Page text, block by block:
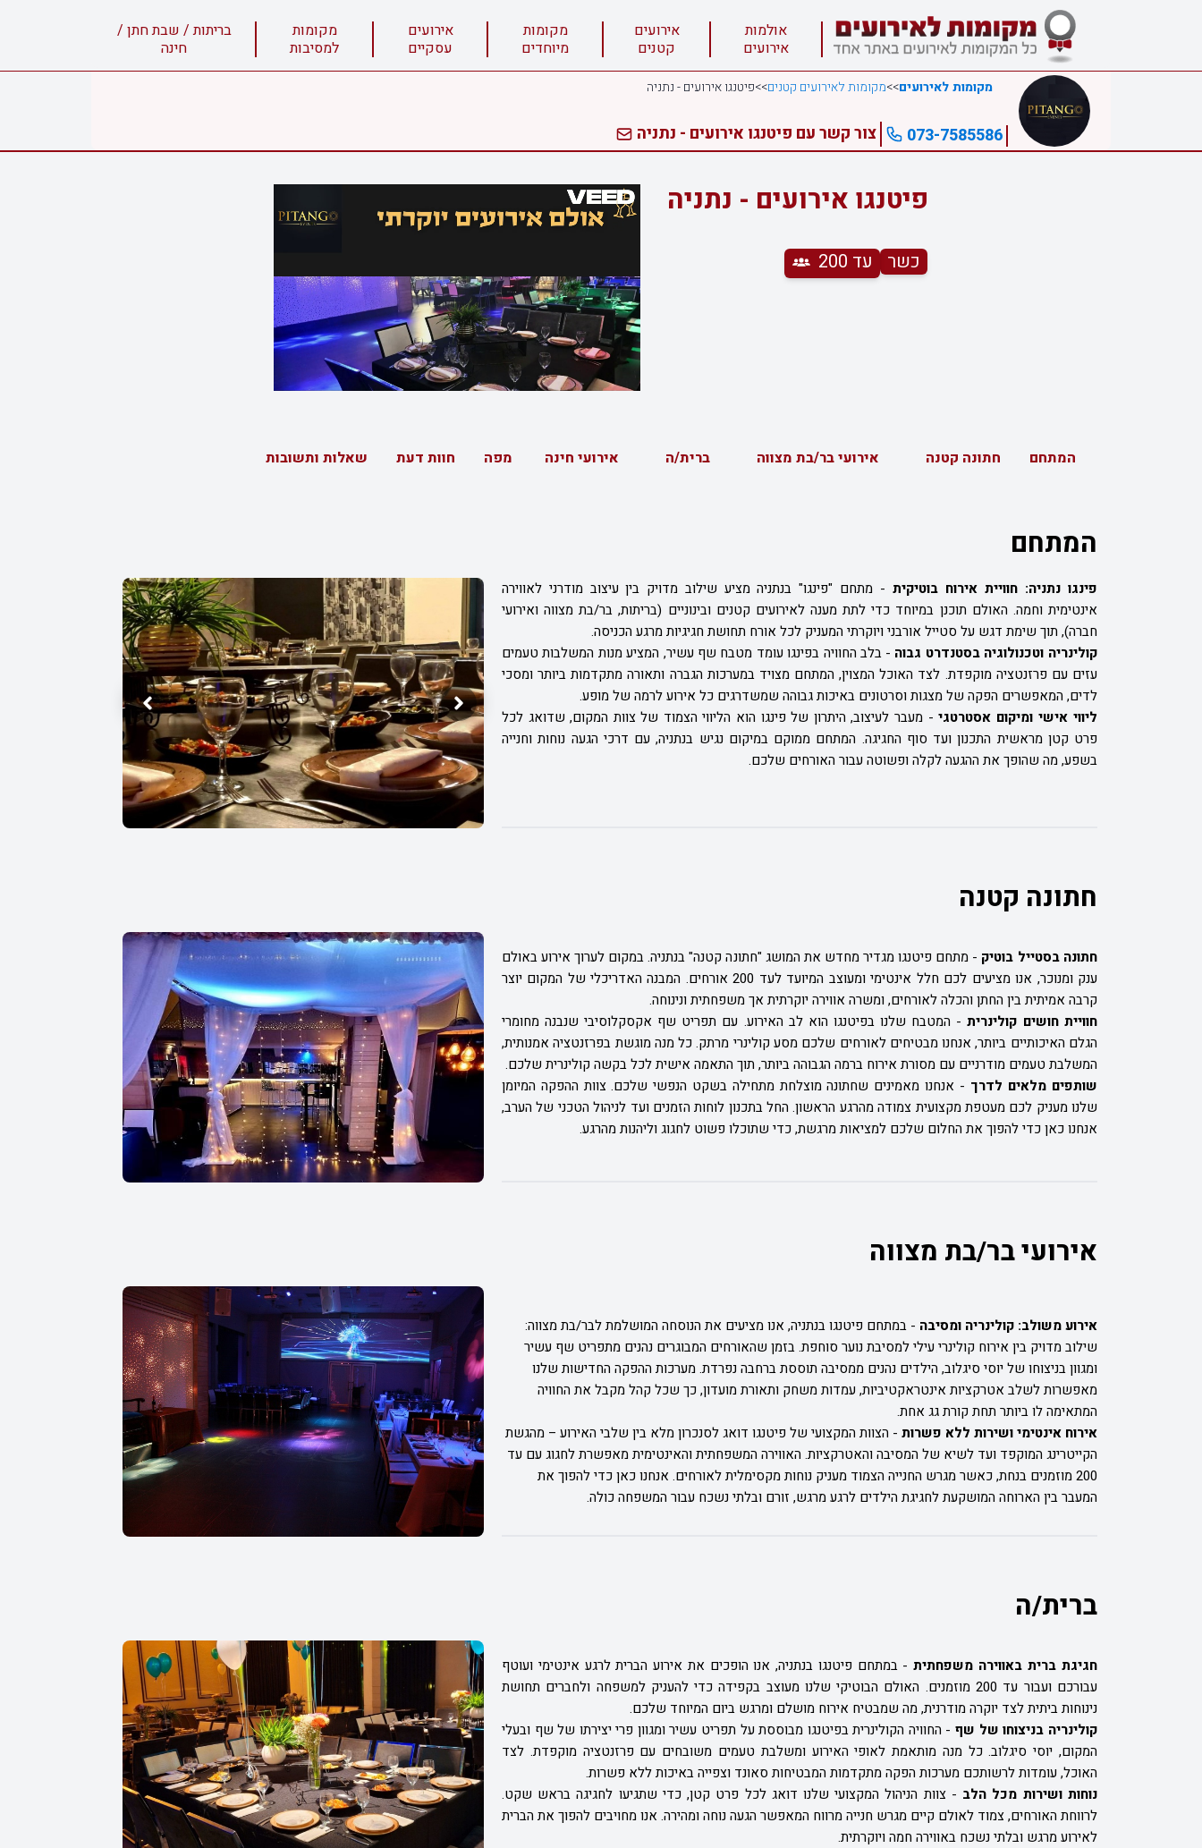
אולמות
אירועים
אירועים
קטנים
מקומות
מיוחדים
אירועים
עסקיים
מקומות
למסיבות
בריתות / שבת חתן /
חינה
מקומות לאירועים>>מקומות לאירועים קטנים>>פיטנגו אירועים - נתניה
073-7585586 צור קשר עם פיטנגו אירועים - נתניה
פיטנגו אירועים - נתניה
כשר עד 200
המתחם חתונה קטנה אירועי בר/בת מצווה ברית/ה אירועי חינה מפה חוות דעת שאלות ותשובות
המתחם
פינגו נתניה: חוויית אירוח בוטיקית - מתחם "פינגו" בנתניה מציע שילוב מדויק בין עיצוב מודרני לאווירה
אינטימית וחמה. האולם תוכנן במיוחד כדי לתת מענה לאירועים קטנים ובינוניים (בריתות, בר/בת מצווה ואירועי
חברה), תוך שימת דגש על סטייל אורבני ויוקרתי המעניק לכל אורח תחושת חגיגיות מרגע הכניסה.
קולינריה וטכנולוגיה בסטנדרט גבוה - בלב החוויה בפינגו עומד מטבח שף עשיר, המציע מנות המשלבות טעמים
עזים עם פרזנטציה מוקפדת. לצד האוכל המצוין, המתחם מצויד במערכות הגברה ותאורה מתקדמות ביותר ומסכי
לדים, המאפשרים הפקה של מצגות וסרטונים באיכות גבוהה שמשדרגים כל אירוע לרמה של מופע.
ליווי אישי ומיקום אסטרטגי - מעבר לעיצוב, היתרון של פינגו הוא הליווי הצמוד של צוות המקום, שדואג לכל
פרט קטן מראשית התכנון ועד סוף החגיגה. המתחם ממוקם במיקום נגיש בנתניה, עם דרכי הגעה נוחות וחנייה
בשפע, מה שהופך את ההגעה לקלה ופשוטה עבור האורחים שלכם.
חתונה קטנה
חתונה בסטייל בוטיק - מתחם פיטנגו מגדיר מחדש את המושג "חתונה קטנה" בנתניה. במקום לערוך אירוע באולם
ענק ומנוכר, אנו מציעים לכם חלל אינטימי ומעוצב המיועד לעד 200 אורחים. המבנה האדריכלי של המקום יוצר
קרבה אמיתית בין החתן והכלה לאורחים, ומשרה אווירה יוקרתית אך משפחתית ונינוחה.
חוויית חושים קולינרית - המטבח שלנו בפיטנגו הוא לב האירוע. עם תפריט שף אקסקלוסיבי שנבנה מחומרי
הגלם האיכותיים ביותר, אנחנו מבטיחים לאורחים שלכם מסע קולינרי מרתק. כל מנה מוגשת בפרזנטציה אמנותית,
המשלבת טעמים מודרניים עם מסורת אירוח ברמה הגבוהה ביותר, תוך התאמה אישית לכל בקשה קולינרית שלכם.
שותפים מלאים לדרך - אנחנו מאמינים שחתונה מוצלחת מתחילה בשקט הנפשי שלכם. צוות ההפקה המיומן
שלנו מעניק לכם מעטפת מקצועית צמודה מהרגע הראשון. החל בתכנון לוחות הזמנים ועד לניהול הטכני של הערב,
אנחנו כאן כדי להפוך את החלום שלכם למציאות מרגשת, כדי שתוכלו פשוט לחגוג וליהנות מהרגע.
אירועי בר/בת מצווה
אירוע משולב: קולינריה ומסיבה - במתחם פיטנגו בנתניה, אנו מציעים את הנוסחה המושלמת לבר/בת מצווה:
שילוב מדויק בין אירוח קולינרי עילי למסיבת נוער סוחפת. בזמן שהאורחים המבוגרים נהנים מתפריט שף עשיר
ומגוון בניצוחו של יוסי סיגלוב, הילדים נהנים ממסיבה תוססת ברחבה נפרדת. מערכות ההפקה החדישות שלנו
מאפשרות לשלב אטרקציות אינטראקטיביות, עמדות משחק ותאורת מועדון, כך שכל קהל מקבל את החוויה
המתאימה לו ביותר תחת קורת גג אחת.
אירוח אינטימי ושירות ללא פשרות - הצוות המקצועי של פיטנגו דואג לסנכרון מלא בין שלבי האירוע – מהגשת
הקייטרינג המוקפד ועד לשיא של המסיבה והאטרקציות. האווירה המשפחתית והאינטימית מאפשרת לחגוג עם עד
200 מוזמנים בנחת, כאשר מגרש החנייה הצמוד מעניק נוחות מקסימלית לאורחים. אנחנו כאן כדי להפוך את
המעבר בין הארוחה המושקעת לחגיגת הילדים לרגע מרגש, זורם ובלתי נשכח עבור המשפחה כולה.
ברית/ה
חגיגת ברית באווירה משפחתית - במתחם פיטנגו בנתניה, אנו הופכים את אירוע הברית לרגע אינטימי ועוטף
עבורכם ועבור עד 200 מוזמנים. האולם הבוטיקי שלנו מעוצב בקפידה כדי להעניק למשפחה ולחברים תחושת
נינוחות ביתית לצד יוקרה מודרנית, מה שמבטיח אירוח מושלם ומרגש ביום המיוחד שלכם.
קולינריה בניצוחו של שף - החוויה הקולינרית בפיטנגו מבוססת על תפריט עשיר ומגוון פרי יצירתו של שף ובעלי
המקום, יוסי סיגלוב. כל מנה מותאמת לאופי האירוע ומשלבת טעמים משובחים עם פרזנטציה מוקפדת. לצד
האוכל, עומדות לרשותכם מערכות הפקה מתקדמות המבטיחות סאונד וצפייה באיכות ללא פשרות.
נוחות ושירות מכל הלב - צוות הניהול המקצועי שלנו דואג לכל פרט קטן, כדי שתגיעו לחגיגה בראש שקט.
לרווחת האורחים, צמוד לאולם קיים מגרש חנייה מרווח המאפשר הגעה נוחה ומהירה. אנו מחויבים להפוך את הברית
לאירוע מרגש ובלתי נשכח באווירה חמה ויוקרתית.